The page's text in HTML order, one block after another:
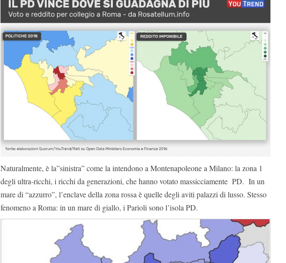
Naturalmente, è la”sinistra” come la intendono a Montenapoleone a Milano: la zona 1
degli ultra-ricchi, i ricchi da generazioni, che hanno votato massicciamente PD. In un
mare di “azzurro”, l’enclave della zona rossa è quelle degli aviti palazzi di lusso. Stesso
fenomeno a Roma: in un mare di giallo, i Parioli sono l’isola PD.